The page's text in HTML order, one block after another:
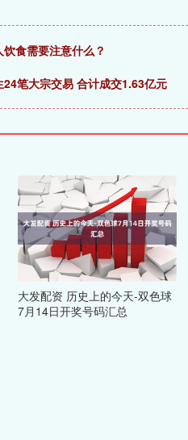
食需要注意什么？
笔大宗交易 合计成交1.63亿元
大发配资 历史上的今天-双色球
7月14日开奖号码汇总